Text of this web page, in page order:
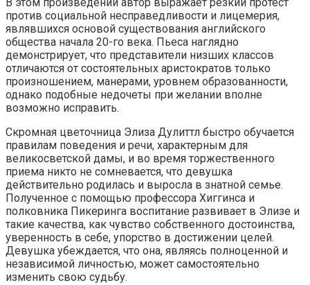
В этом произведении автор выражает резкий протест
против социальной несправедливости и лицемерия,
являвшихся основой существования английского
общества начала 20-го века. Пьеса наглядно
демонстрирует, что представители низших классов
отличаются от состоятельных аристократов только
произношением, манерами, уровнем образованности,
однако подобные недочеты при желании вполне
возможно исправить.
Скромная цветочница Элиза Дулиттл быстро обучается
правилам поведения и речи, характерным для
великосветской дамы, и во время торжественного
приема никто не сомневается, что девушка
действительно родилась и выросла в знатной семье.
Полученное с помощью профессора Хиггинса и
полковника Пикеринга воспитание развивает в Элизе и
такие качества, как чувство собственного достоинства,
уверенность в себе, упорство в достижении целей.
Девушка убеждается, что она, являясь полноценной и
независимой личностью, может самостоятельно
изменить свою судьбу.